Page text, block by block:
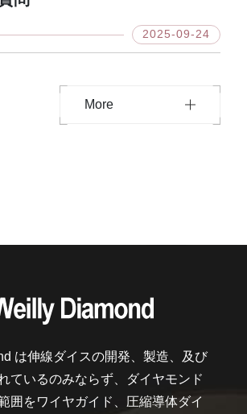
2025-09-24
More
は伸線ダイスの開発、製造、及び
ているのみならず、ダイヤモンド
囲をワイヤガイド、圧縮導体ダイ